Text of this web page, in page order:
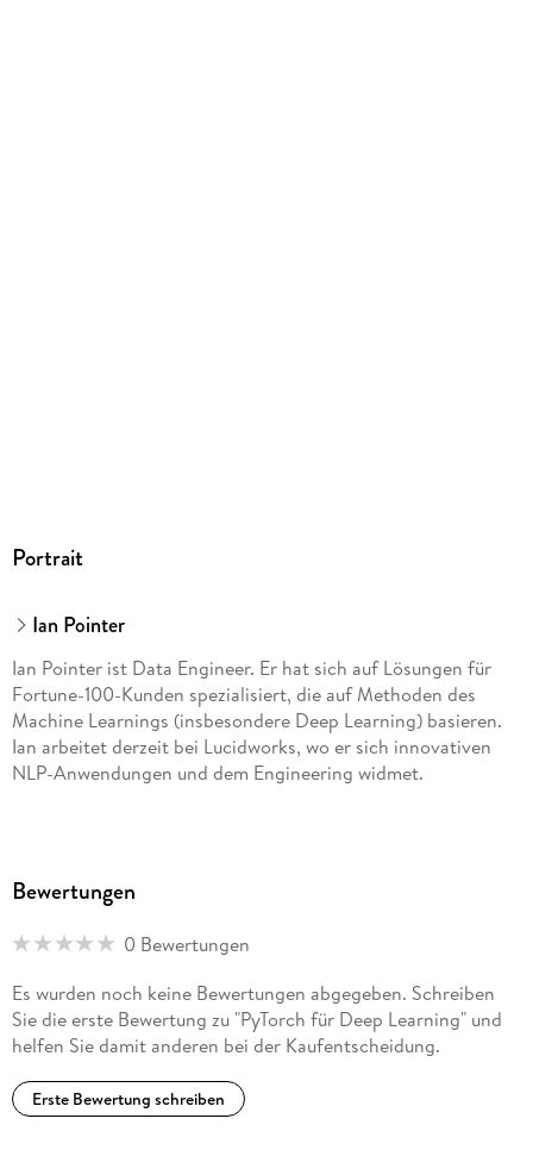
Portrait
Ian Pointer
Ian Pointer ist Data Engineer. Er hat sich auf Lösungen für
Fortune-100-Kunden spezialisiert, die auf Methoden des
Machine Learnings (insbesondere Deep Learning) basieren.
Ian arbeitet derzeit bei Lucidworks, wo er sich innovativen
NLP-Anwendungen und dem Engineering widmet.
Bewertungen
0 Bewertungen
Es wurden noch keine Bewertungen abgegeben. Schreiben
Sie die erste Bewertung zu "PyTorch für Deep Learning" und
helfen Sie damit anderen bei der Kaufentscheidung.
Erste Bewertung schreiben